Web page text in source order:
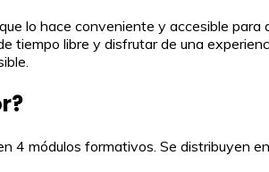
lo hace conveniente y accesible
tiempo libre y disfrutar de una
4 módulos formativos. Se distribuyen